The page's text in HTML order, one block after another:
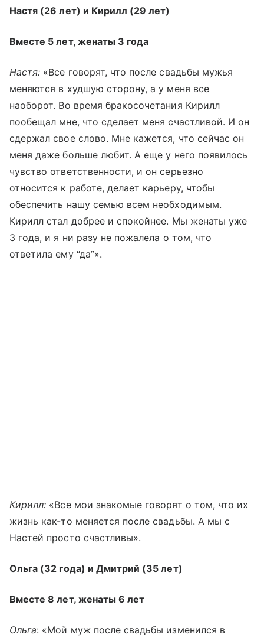
Настя (26 лет) и Кирилл (29 лет)
Вместе 5 лет, женаты 3 года
Настя: «Все говорят, что после свадьбы мужья
меняются в худшую сторону, а у меня все
наоборот. Во время бракосочетания Кирилл
пообещал мне, что сделает меня счастливой. И он
сдержал свое слово. Мне кажется, что сейчас он
меня даже больше любит. А еще у него появилось
чувство ответственности, и он серьезно
относится к работе, делает карьеру, чтобы
обеспечить нашу семью всем необходимым.
Кирилл стал добрее и спокойнее. Мы женаты уже
3 года, и я ни разу не пожалела о том, что
ответила ему “да”».
Кирилл: «Все мои знакомые говорят о том, что их
жизнь как-то меняется после свадьбы. А мы с
Настей просто счастливы».
Ольга (32 года) и Дмитрий (35 лет)
Вместе 8 лет, женаты 6 лет
Ольга: «Мой муж после свадьбы изменился в